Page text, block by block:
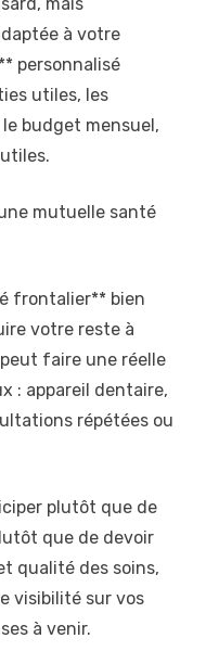
à votre
personnalisé
utiles, les
budget mensuel,
mutuelle santé
frontalier** bien
votre reste à
faire une réelle
: appareil dentaire,
répétées ou
plutôt que de
que de devoir
qualité des soins,
visibilité sur vos
à venir.